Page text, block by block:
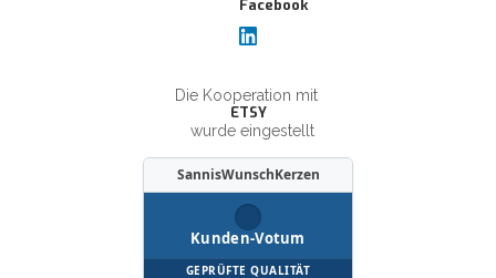
Die Kooperation mit
ETSY
wurde eingestellt
SannisWunschKerzen
Kunden-Votum
GEPRÜFTE QUALITÄT